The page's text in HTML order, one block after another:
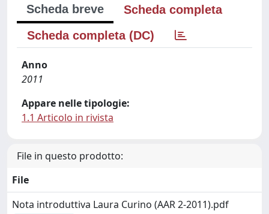
Scheda breve
Scheda completa
Scheda completa (DC)
Anno
2011
Appare nelle tipologie:
1.1 Articolo in rivista
File in questo prodotto:
File
Nota introduttiva Laura Curino (AAR 2-2011).pdf